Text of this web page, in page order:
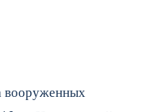
вооруженных